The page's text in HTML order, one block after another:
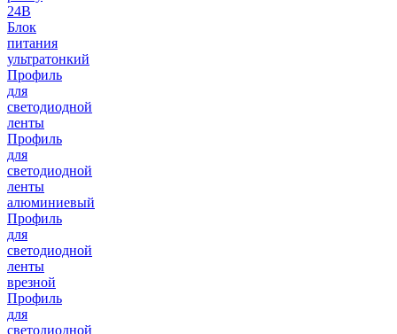
24В
Блок
питания
ультратонкий
Профиль
для
светодиодной
ленты
Профиль
для
светодиодной
ленты
алюминиевый
Профиль
для
светодиодной
ленты
врезной
Профиль
для
светодиодной